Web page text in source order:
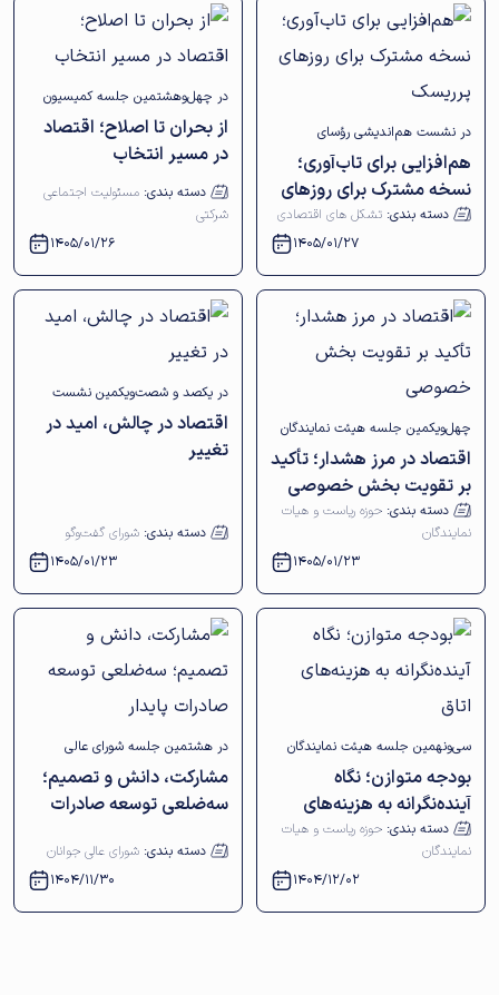
در نشست هم‌اندیشی رؤسای
تشکل‌های اقتصادی اتاق بازرگانی
اصفهان مطرح شد
هم‌افزایی برای تاب‌آوری؛
نسخه مشترک برای روزهای
پرریسک
دسته بندی: تشکل های اقتصادی
1405/01/27
در چهل‌وهشتمین جلسه کمیسیون
مسئولیت اجتماعی شرکتی اتاق
بازرگانی اصفهان بررسی شد
از بحران تا اصلاح؛ اقتصاد
در مسیر انتخاب
دسته بندی: مسئولیت اجتماعی
شرکتی
1405/01/26
چهل‌ویکمین جلسه هیئت نمایندگان
اتاق بازرگانی اصفهان برگزار شد
اقتصاد در مرز هشدار؛ تأکید
بر تقویت بخش خصوصی
دسته بندی: حوزه ریاست و هیات
نمایندگان
1405/01/23
در یکصد و شصت‌ویکمین نشست
شورای گفت‌وگوی دولت و بخش
خصوصی استان اصفهان بررسی شد
اقتصاد در چالش، امید در
تغییر
دسته بندی: شورای گفت‌وگو
1405/01/23
سی‌ونهمین جلسه هیئت نمایندگان
اتاق بازرگانی اصفهان برگزار شد
بودجه متوازن؛ نگاه
آینده‌نگرانه به هزینه‌های
اتاقدسته بندی: حوزه ریاست و هیات
نمایندگان
1404/12/02
در هشتمین جلسه شورای عالی
جوانان اتاق بازرگانی اصفهان مطرح
مشارکت، دانش و تصمیم؛
سه‌ضلعی توسعه صادرات
دسته بندی: شورای عالی جوانان
1404/11/30